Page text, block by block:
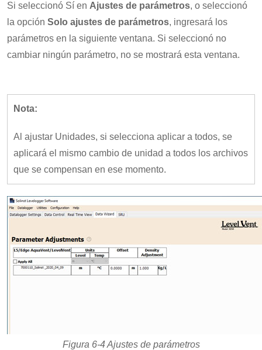
Si seleccionó Sí en Ajustes de parámetros, o seleccionó
la opción Solo ajustes de parámetros, ingresará los
parámetros en la siguiente ventana. Si seleccionó no
cambiar ningún parámetro, no se mostrará esta ventana.
Nota:
Al ajustar Unidades, si selecciona aplicar a todos, se
aplicará el mismo cambio de unidad a todos los archivos
que se compensan en ese momento.
Figura 6-4 Ajustes de parámetros